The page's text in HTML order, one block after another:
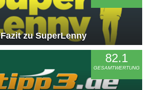
zu SuperLenny
82.1
GESAMTWERTUNG